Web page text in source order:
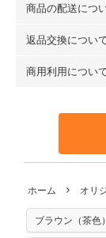
場合 → 購入数
※カットを希望
ご記載くださ
プリント布の
・現在、すべ
ットン（ダブ
トンリネン（
生地見本サ
商品の配送につ
・ネコポスで
も送料の表示
となります。
※万が一、検
の発送となる
※土日祝は営業
※配送日のご指
返品交換につい
・布はご注文
や用尺をお間
と違う、など
商用利用につい
す。ハンドメ
利用いただけ
も不要です。
いませんので
※有料型紙（ホ
らべるキット
ホーム オリ
ブラウン（茶色）